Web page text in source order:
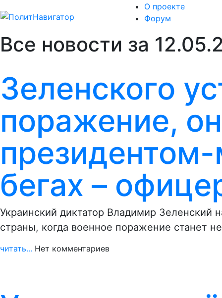
О проекте
Форум
Все новости за
Зеленского
поражение,
бегах –
Украинский диктатор Владимир Зеленский
страны, когда военное поражение станет
читать... Нет комментариев